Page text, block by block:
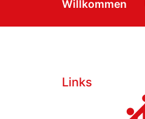
Willkommen
Links